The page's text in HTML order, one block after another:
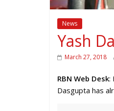
News
Yash
March 27, 2018
RBN Web Desk:
Dasgupta has